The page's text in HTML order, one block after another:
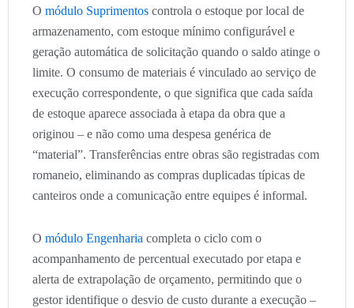
O módulo Suprimentos controla o estoque por local de
armazenamento, com estoque mínimo configurável e
geração automática de solicitação quando o saldo atinge o
limite. O consumo de materiais é vinculado ao serviço de
execução correspondente, o que significa que cada saída
de estoque aparece associada à etapa da obra que a
originou – e não como uma despesa genérica de
“material”. Transferências entre obras são registradas com
romaneio, eliminando as compras duplicadas típicas de
canteiros onde a comunicação entre equipes é informal.
O módulo Engenharia completa o ciclo com o
acompanhamento de percentual executado por etapa e
alerta de extrapolação de orçamento, permitindo que o
gestor identifique o desvio de custo durante a execução –